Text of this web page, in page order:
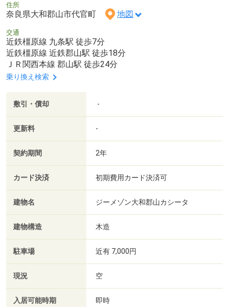
住所
奈良県大和郡山市代官町 地図
交通
近鉄橿原線 九条駅 徒歩7分
近鉄橿原線 近鉄郡山駅 徒歩18分
ＪＲ関西本線 郡山駅 徒歩24分
乗り換え検索
敷引・償却 -
更新料 -
契約期間 2年
カード決済 初期費用カード決済可
建物名 ジーメゾン大和郡山カシータ
建物構造 木造
駐車場 近有 7,000円
現況 空
入居可能時期 即時